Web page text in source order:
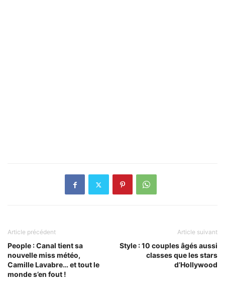
Article précédent
People : Canal tient sa
nouvelle miss météo,
Camille Lavabre… et tout le
monde s’en fout !
Article suivant
Style : 10 couples âgés aussi
classes que les stars
d’Hollywood